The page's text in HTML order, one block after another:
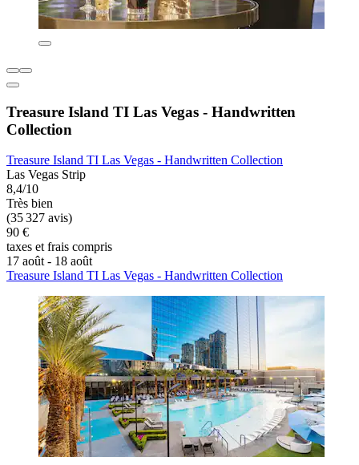
Treasure Island TI Las Vegas - Handwritten
Collection
Treasure Island TI Las Vegas - Handwritten Collection
Las Vegas Strip
8,4/10
Très bien
(35 327 avis)
90 €
taxes et frais compris
17 août - 18 août
Treasure Island TI Las Vegas - Handwritten Collection